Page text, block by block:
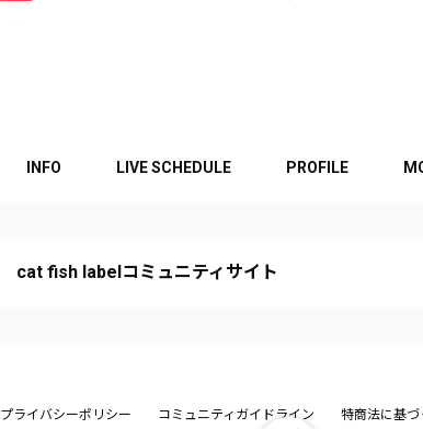
INFO LIVE SCHEDULE PROFILE
cat fish labelコミュニティサイト
プライバシーポリシー コミュニティガイドライン 特商法に基づ